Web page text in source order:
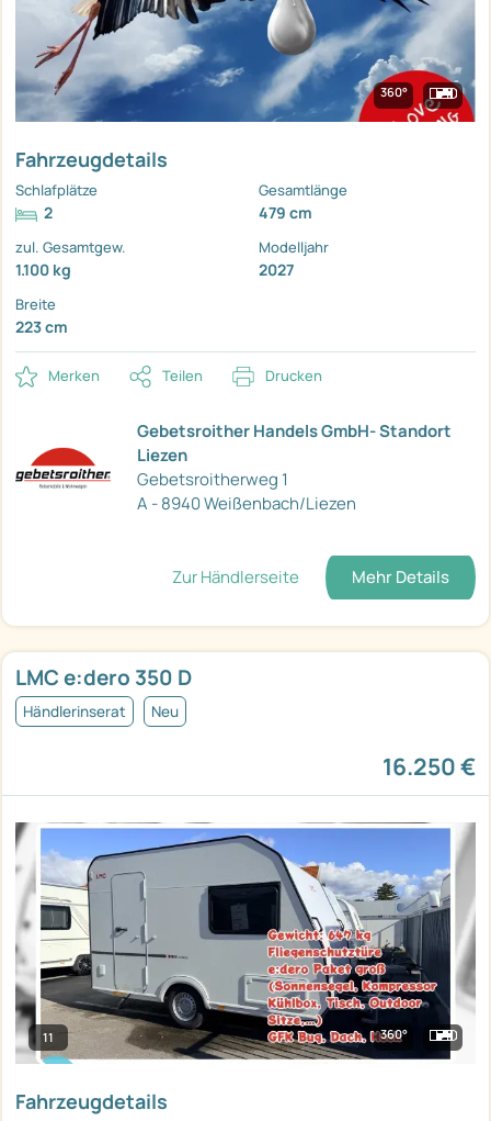
360°
Fahrzeugdetails
Schlafplätze
2
Gesamtlänge
479 cm
zul. Gesamtgew.
1.100 kg
Modelljahr
2027
Breite
223 cm
Merken Teilen Drucken
Gebetsroither Handels GmbH- Standort
Liezen
Gebetsroitherweg 1
A - 8940 Weißenbach/Liezen
Zur Händlerseite Mehr Details
LMC e:dero 350 D
Händlerinserat Neu
16.250 €
11 360°
Fahrzeugdetails